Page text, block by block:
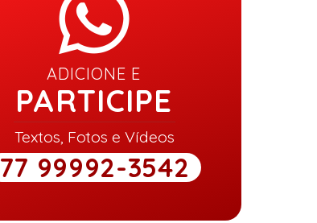
ADICIONE E
PARTICIPE
Textos, Fotos e Vídeos
77 99992-3542